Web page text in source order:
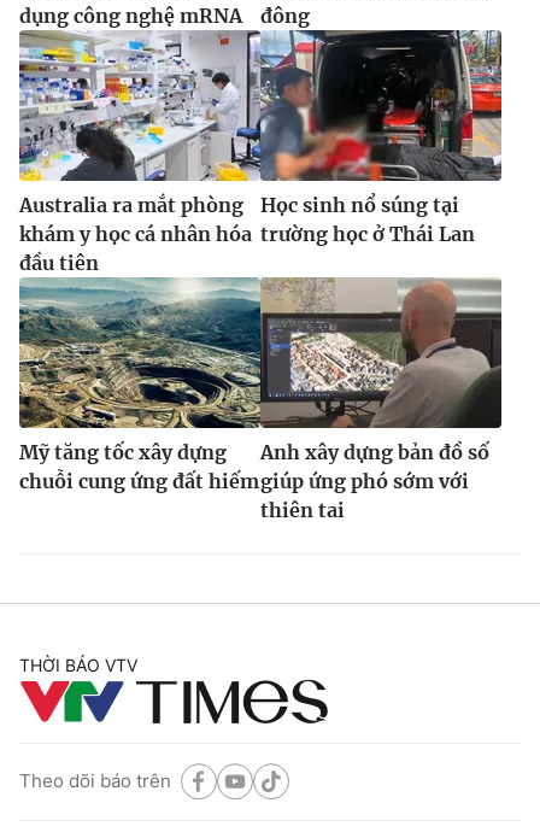
dụng công nghệ mRNA
đông
Australia ra mắt phòng
khám y học cá nhân hóa
đầu tiên
Học sinh nổ súng tại
trường học ở Thái Lan
Mỹ tăng tốc xây dựng
chuỗi cung ứng đất hiếm
Anh xây dựng bản đồ số
giúp ứng phó sớm với
thiên tai
THỜI BÁO VTV
Theo dõi báo trên